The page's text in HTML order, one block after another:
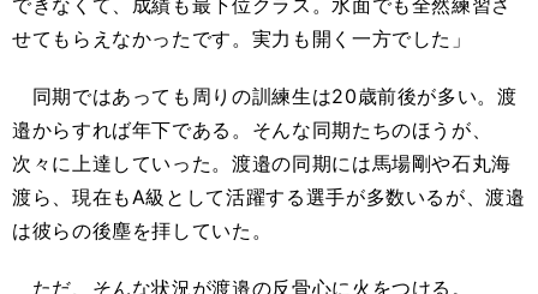
できなくて、成績も最下位クラス。水面でも全然練習さ
せてもらえなかったです。実力も開く一方でした」
同期ではあっても周りの訓練生は20歳前後が多い。渡
邉からすれば年下である。そんな同期たちのほうが、
次々に上達していった。渡邉の同期には馬場剛や石丸海
渡ら、現在もA級として活躍する選手が多数いるが、渡邉
は彼らの後塵を拝していた。
ただ、そんな状況が渡邉の反骨心に火をつける。